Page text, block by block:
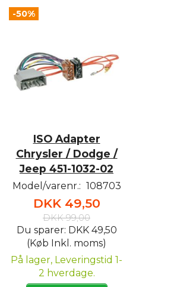
-50%
ISO Adapter
Chrysler / Dodge /
Jeep 451-1032-02
Model/varenr.: 108703
DKK 49,50
DKK 99,00
Du sparer: DKK 49,50
(Køb Inkl. moms)
På lager, Leveringstid 1-
2 hverdage.